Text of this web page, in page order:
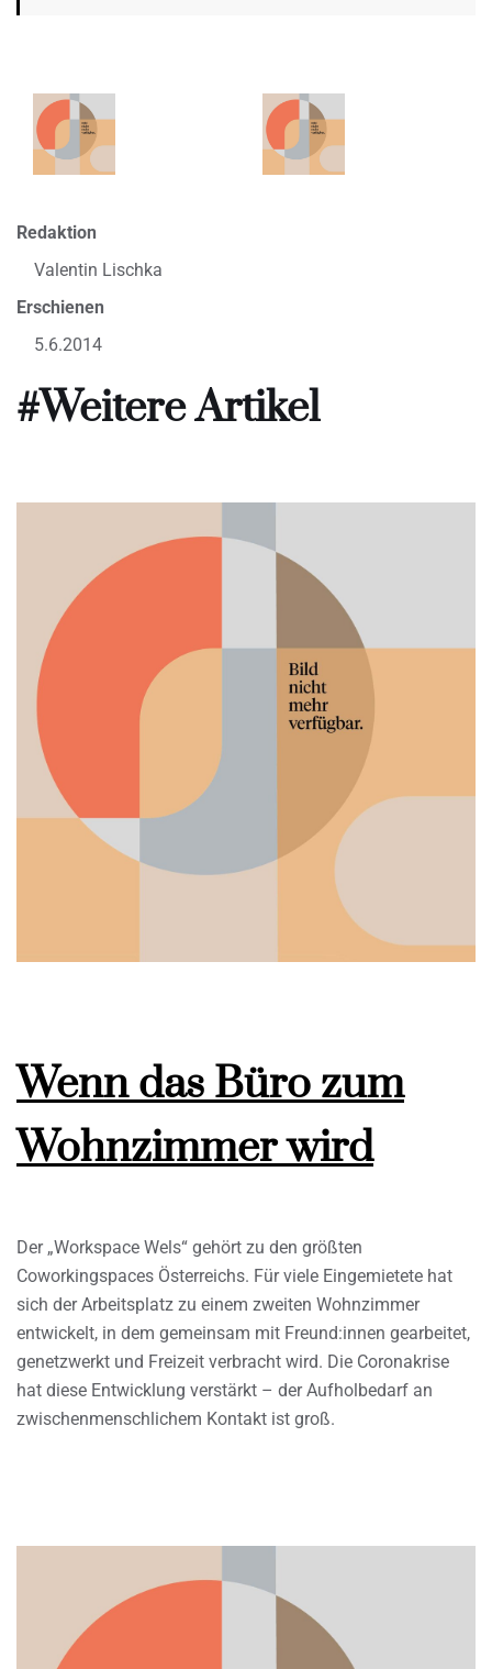
Redaktion
Valentin Lischka
Erschienen
5.6.2014
#Weitere Artikel
Wenn das Büro zum
Wohnzimmer wird
Der „Workspace Wels“ gehört zu den größten
Coworkingspaces Österreichs. Für viele Eingemietete hat
sich der Arbeitsplatz zu einem zweiten Wohnzimmer
entwickelt, in dem gemeinsam mit Freund:innen gearbeitet,
genetzwerkt und Freizeit verbracht wird. Die Coronakrise
hat diese Entwicklung verstärkt – der Aufholbedarf an
zwischenmenschlichem Kontakt ist groß.